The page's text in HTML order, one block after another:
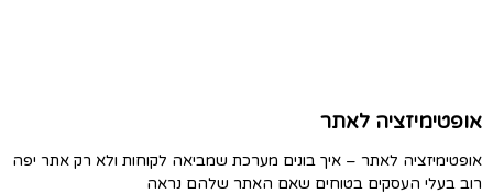
אופטימיזציה לאתר
אופטימיזציה לאתר – איך בונים מערכת שמביאה לקוחות ולא רק אתר יפה
רוב בעלי העסקים בטוחים שאם האתר שלהם נראה